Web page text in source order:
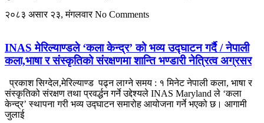
२०८३ असार २३, मंगलवारNo Comments
INAS मेरिल्याण्डले ‘कला केन्द्र’ को भव्य उद्घाटन गर्दै / नेपाली
कला,भाषा र संस्कृतिको संरक्षणमा शान्ति भण्डारी नेत्रित्व अग्रसर
प्रकाश सिग्देल,मेरिल्याण्ड पढ्न लाग्ने समय : १ मिनेट नेपाली कला, भाषा र
संस्कृतिको संरक्षण तथा प्रवर्द्धन गर्ने उद्देश्यले INAS Maryland ले ‘कला
केन्द्र’ स्थापना गरी भव्य उद्घाटन समारोह आयोजना गर्ने भएको छ। आगामी
जुलाई